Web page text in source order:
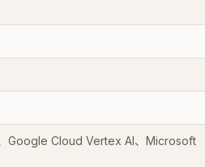
Google Cloud Vertex AI、Microsoft